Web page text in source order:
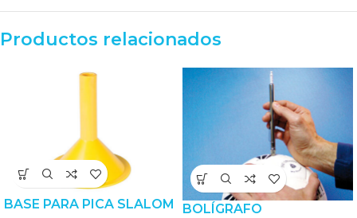
Productos relacionados
BASE PARA PICA SLALOM
BOLÍGRAFO